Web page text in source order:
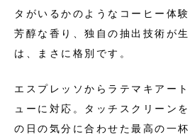
タがいるかのようなコーヒー体
芳醇な香り、独自の抽出技術が
は、まさに格別です。
エスプレッソからラテマキアー
ューに対応。タッチスクリーン
の日の気分に合わせた最高の一